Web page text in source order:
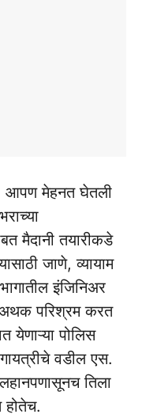
मेहनत घेतली
मैदानी तयारीकडे
जाणे, व्यायाम
इंजिनिअर
अथक परिश्रम करत
येणाऱ्या पोलिस
वडील एस.
तिला
होतेच.